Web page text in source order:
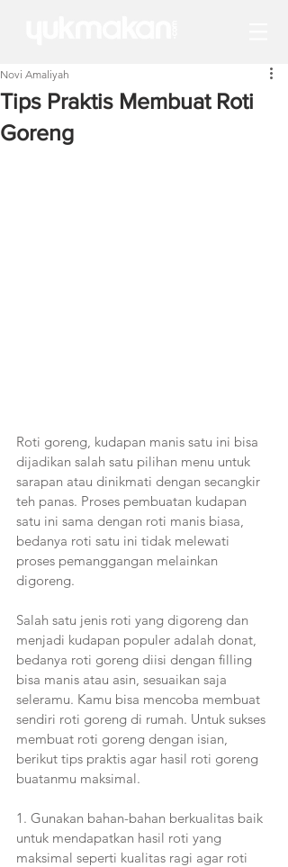
Tips Praktis Membuat Roti
Goreng
Novi Amaliyah
Roti goreng, kudapan manis satu ini bisa
dijadikan salah satu pilihan menu untuk
sarapan atau dinikmati dengan secangkir
teh panas. Proses pembuatan kudapan
satu ini sama dengan roti manis biasa,
bedanya roti satu ini tidak melewati
proses pemanggangan melainkan
digoreng.
Salah satu jenis roti yang digoreng dan
menjadi kudapan populer adalah donat,
bedanya roti goreng diisi dengan filling
bisa manis atau asin, sesuaikan saja
seleramu. Kamu bisa mencoba membuat
sendiri roti goreng di rumah. Untuk sukses
membuat roti goreng dengan isian,
berikut tips praktis agar hasil roti goreng
buatanmu maksimal.
1. Gunakan bahan-bahan berkualitas baik
untuk mendapatkan hasil roti yang
maksimal seperti kualitas ragi agar roti